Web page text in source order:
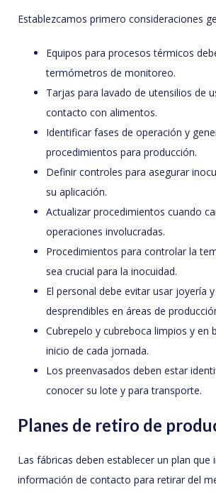
Establezcamos primero consideraciones
Equipos para procesos térmicos
termómetros de monitoreo.
Tarjas para lavado de utensilios de
contacto con alimentos.
Identificar fases de operación y
procedimientos para producción.
Definir controles para asegurar
su aplicación.
Actualizar procedimientos cuando
operaciones involucradas.
Procedimientos para controlar la
sea crucial para la inocuidad.
El personal debe evitar usar joyería
desprendibles en áreas de
Cubrepelo y cubreboca limpios y en
inicio de cada jornada.
Los preenvasados deben estar
conocer su lote y para transporte.
Planes de retiro de
Las fábricas deben establecer un plan que
información de contacto para retirar del